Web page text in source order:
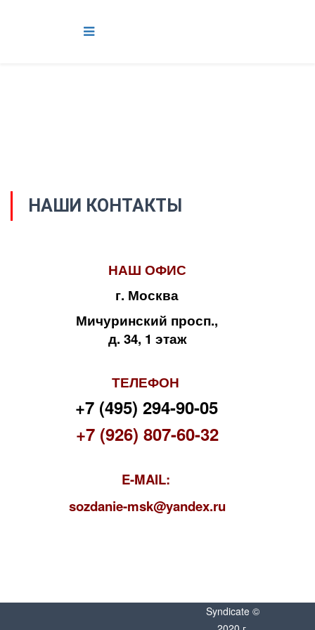
НАШИ КОНТАКТЫ
НАШ ОФИС
г. Москва
Мичуринский просп.,
д. 34, 1 этаж
ТЕЛЕФОН
+7 (495) 294-90-05
+7 (926) 807-60-32
E-MAIL:
sozdanie-msk@yandex.ru
Syndicate ©